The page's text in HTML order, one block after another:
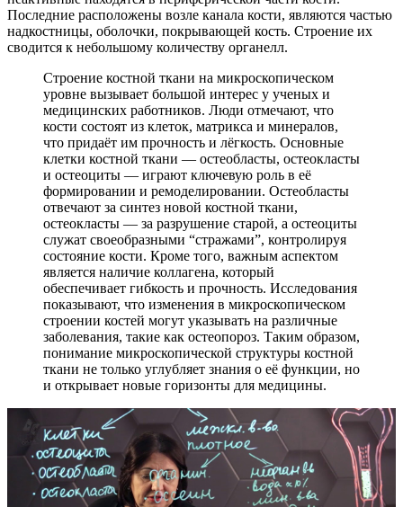
Последние расположены возле канала кости, являются частью
надкостницы, оболочки, покрывающей кость. Строение их
сводится к небольшому количеству органелл.
Строение костной ткани на микроскопическом
уровне вызывает большой интерес у ученых и
медицинских работников. Люди отмечают, что
кости состоят из клеток, матрикса и минералов,
что придаёт им прочность и лёгкость. Основные
клетки костной ткани — остеобласты, остеокласты
и остеоциты — играют ключевую роль в её
формировании и ремоделировании. Остеобласты
отвечают за синтез новой костной ткани,
остеокласты — за разрушение старой, а остеоциты
служат своеобразными “стражами”, контролируя
состояние кости. Кроме того, важным аспектом
является наличие коллагена, который
обеспечивает гибкость и прочность. Исследования
показывают, что изменения в микроскопическом
строении костей могут указывать на различные
заболевания, такие как остеопороз. Таким образом,
понимание микроскопической структуры костной
ткани не только углубляет знания о её функции, но
и открывает новые горизонты для медицины.